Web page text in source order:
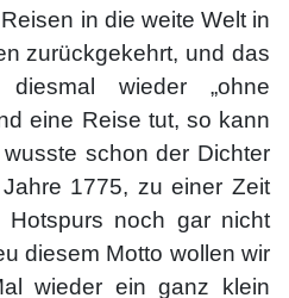
in die weite Welt in
zurückgekehrt, und das
diesmal wieder „ohne
eine Reise tut, so kann
schon der Dichter
1775, zu einer Zeit
noch gar nicht
diesem Motto wollen wir
wieder ein ganz klein